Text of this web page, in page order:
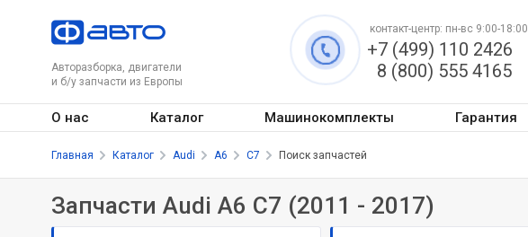
Авторазборка, двигатели
и б/у запчасти из Европы
контакт-центр: пн-вс 9:00-18:00
+7 (499) 110 2426
8 (800) 555 4165
О нас Каталог Машинокомплекты Гарантия
Главная Каталог Audi A6 C7 Поиск запчастей
Запчасти Audi A6 C7 (2011 - 2017)